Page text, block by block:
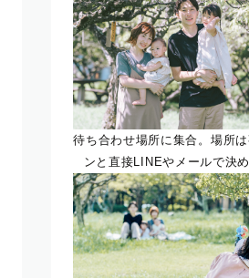
待ち合わせ場所に集合。場所
ンと直接LINEやメールで決め